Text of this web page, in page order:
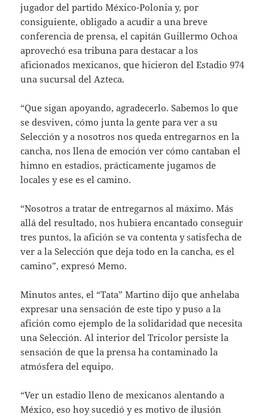
jugador del partido México-Polonia y, por
consiguiente, obligado a acudir a una breve
conferencia de prensa, el capitán Guillermo Ochoa
aprovechó esa tribuna para destacar a los
aficionados mexicanos, que hicieron del Estadio 974
una sucursal del Azteca.
“Que sigan apoyando, agradecerlo. Sabemos lo que
se desviven, cómo junta la gente para ver a su
Selección y a nosotros nos queda entregarnos en la
cancha, nos llena de emoción ver cómo cantaban el
himno en estadios, prácticamente jugamos de
locales y ese es el camino.
“Nosotros a tratar de entregarnos al máximo. Más
allá del resultado, nos hubiera encantado conseguir
tres puntos, la afición se va contenta y satisfecha de
ver a la Selección que deja todo en la cancha, es el
camino”, expresó Memo.
Minutos antes, el “Tata” Martino dijo que anhelaba
expresar una sensación de este tipo y puso a la
afición como ejemplo de la solidaridad que necesita
una Selección. Al interior del Tricolor persiste la
sensación de que la prensa ha contaminado la
atmósfera del equipo.
“Ver un estadio lleno de mexicanos alentando a
México, eso hoy sucedió y es motivo de ilusión